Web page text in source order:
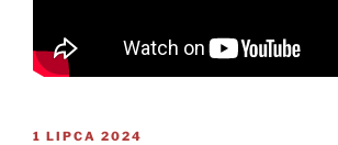
OPUBLIKOWANE
1 LIPCA 2024